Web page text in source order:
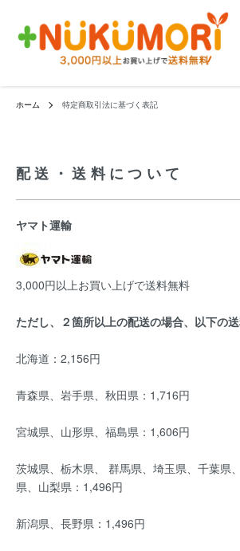
ホーム 特定商取引法に基づく表記
配送・送料について
ヤマト運輸
3,000円以上お買い上げで送料無料
ただし、２箇所以上の配送の場合、以下の送
北海道：2,156円
青森県、岩手県、秋田県：1,716円
宮城県、山形県、福島県：1,606円
茨城県、栃木県、 群馬県、埼玉県、千葉県
県、山梨県：1,496円
新潟県、長野県：1,496円